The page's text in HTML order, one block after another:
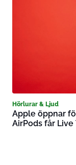
Hörlurar & Ljud
Apple öppnar
AirPods får